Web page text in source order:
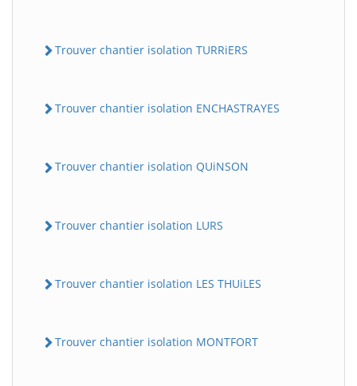
Trouver chantier isolation TURRiERS
Trouver chantier isolation ENCHASTRAYES
Trouver chantier isolation QUiNSON
Trouver chantier isolation LURS
Trouver chantier isolation LES THUiLES
Trouver chantier isolation MONTFORT